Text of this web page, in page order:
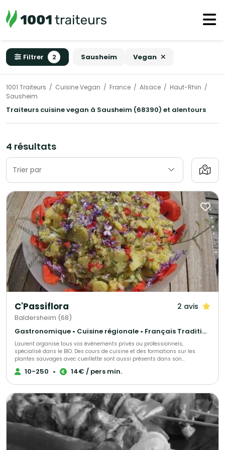
Filtrer 2 Sausheim Vegan
1001 Traiteurs Cuisine Vegan France Alsace
Haut-Rhin
Sausheim
Traiteurs cuisine vegan à Sausheim (68390) et alentours
4 résultats
Trier par
C'Passiflora 2 avis
Baldersheim (68)
Gastronomique • Cuisine régionale • Français Traditionnel
Laurent organise tous vos événements privés ou professionnels,
spécialisé dans le BIO. Des cours de cuisine et des formations sur les
plantes sauvages avec cueillette sont aussi présents dans son
programme Chef à domicile avec un repas fait sur demande
10-250 • 14€ / pers min.